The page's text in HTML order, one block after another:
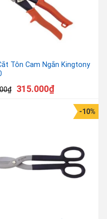
Tôn Cam Ngắn Kingtony
₫ 315.000₫
-10%